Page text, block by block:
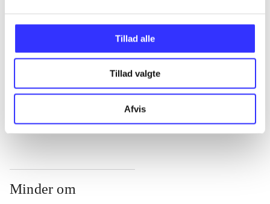
Tillad alle
Tillad valgte
Afvis
...
...
Minder om